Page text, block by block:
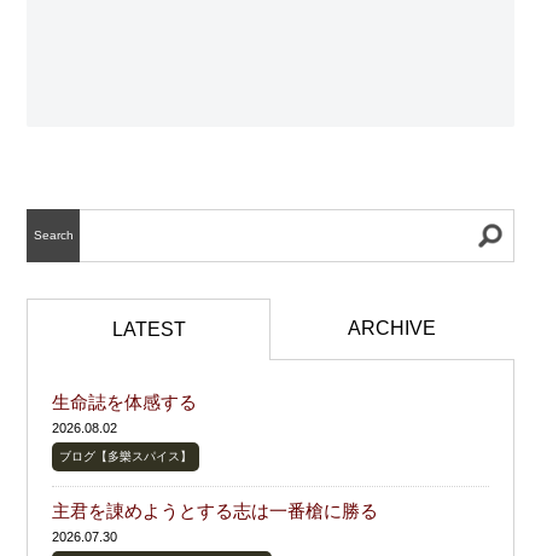
Search
LATEST ARCHIVE
生命誌を体感する
2026.08.02
ブログ【多樂スパイス】
主君を諌めようとする志は一番槍に勝る
2026.07.30